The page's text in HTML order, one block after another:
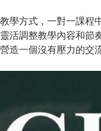
學方式，一對一課
活調整教學內容和
造一個沒有壓力的交